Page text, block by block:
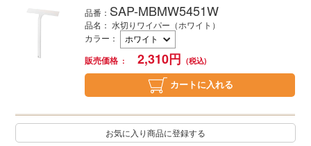
品番： SAP-MBMW5451W
品名： 水切りワイパー（ホワイト）
カラー ：
販売価格
2,310円
カートに入れる
お気に入り商品に登録する